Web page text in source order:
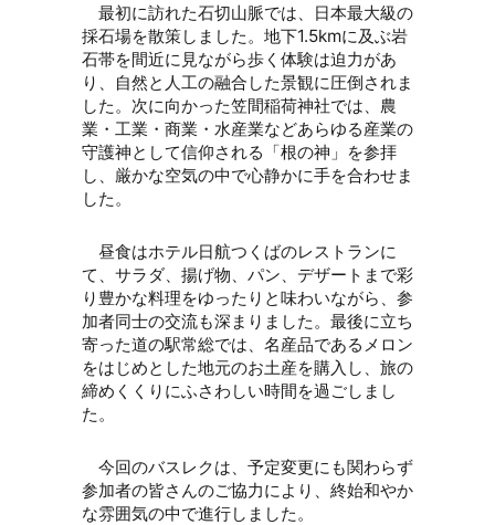
最初に訪れた石切山脈では、日本最大級の
採石場を散策しました。地下1.5kmに及ぶ岩
石帯を間近に見ながら歩く体験は迫力があ
り、自然と人工の融合した景観に圧倒されま
した。次に向かった笠間稲荷神社では、農
業・工業・商業・水産業などあらゆる産業の
守護神として信仰される「根の神」を参拝
し、厳かな空気の中で心静かに手を合わせま
した。
昼食はホテル日航つくばのレストランに
て、サラダ、揚げ物、パン、デザートまで彩
り豊かな料理をゆったりと味わいながら、参
加者同士の交流も深まりました。最後に立ち
寄った道の駅常総では、名産品であるメロン
をはじめとした地元のお土産を購入し、旅の
締めくくりにふさわしい時間を過ごしまし
た。
今回のバスレクは、予定変更にも関わらず
参加者の皆さんのご協力により、終始和やか
な雰囲気の中で進行しました。